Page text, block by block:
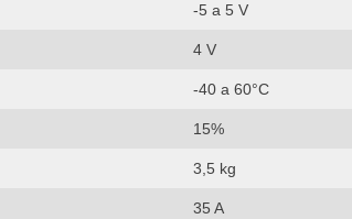
-5 a 5 V
4 V
-40 a 60°C
15%
3,5 kg
35 A